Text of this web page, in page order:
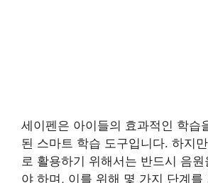
세이펜은 아이들의 효과적인 학습
된 스마트 학습 도구입니다. 하지
로 활용하기 위해서는 반드시 음
야 하며, 이를 위해 몇 가지 단계를